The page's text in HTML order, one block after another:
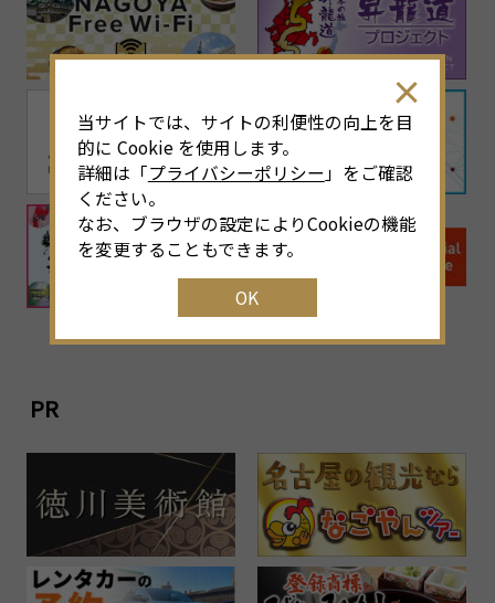
PR
当サイトでは、サイトの利便性の向上を目
的に Cookie を使用します。
詳細は「プライバシーポリシー 」をご確認
ください。
なお、ブラウザの設定によりCookieの機能
を変更することもできます。
OK